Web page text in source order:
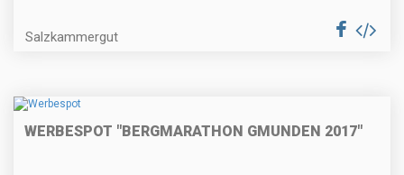
Salzkammergut
WERBESPOT "BERGMARATHON GMUNDEN 2017"